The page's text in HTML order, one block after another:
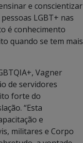
e conscientizar
LGBT+ nas
é conhecimento
quando se tem mais
Vagner
de servidores
forte do
“Esta
e
militares e Corpo